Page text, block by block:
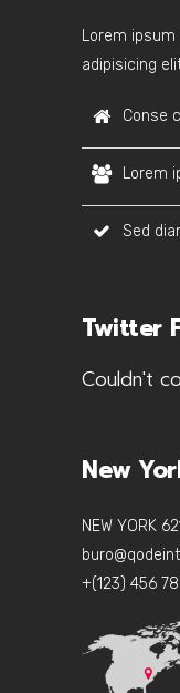
Lorem
adipisicing
Conse
Lorem
Sed
Twitter
Couldn't
New
NEW YORK
+(123) 456